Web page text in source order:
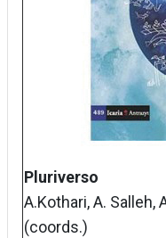
Pluriverso
A.Kothari, A. Salleh,
(coords.)